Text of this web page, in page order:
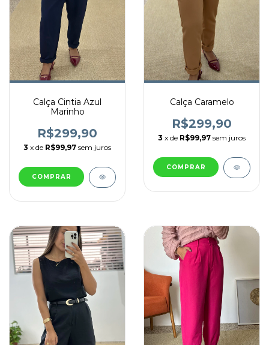
Calça Cintia Azul
Marinho
R$299,90
3 x de R$99,97 sem juros
COMPRAR
Calça Caramelo
R$299,90
3 x de R$99,97 sem juros
COMPRAR